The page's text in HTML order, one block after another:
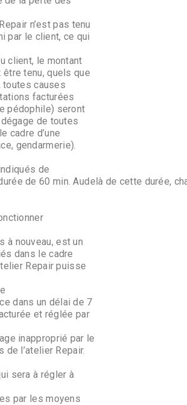
n’est pas tenu
par le client, ce qui
client, le montant
tenu, quels que
toutes causes
facturées
pédophile) seront
de toutes
cadre d’une
gendarmerie).
de
de 60 min. Audelà de cette durée,
à nouveau, est un
dans le cadre
Repair puisse
dans un délai de 7
et réglée par
inapproprié par le
l’atelier Repair.
sera à régler à
par les moyens